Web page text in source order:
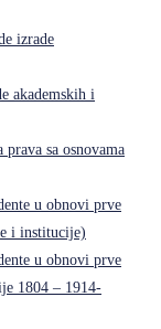
izrade
akademskih i
sa osnovama
u obnovi prve
i institucije)
u obnovi prve
1804 – 1914-